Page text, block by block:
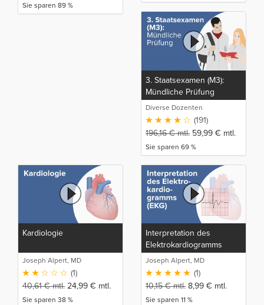
Sie sparen 89 %
3. Staatsexamen (M3):
Mündliche Prüfung
Diverse Dozenten
(191)
196,16€mtl. 59,99 € mtl.
Sie sparen 69 %
Kardiologie
Joseph Alpert, MD
(1)
40,61€mtl. 24,99 € mtl.
Sie sparen 38 %
Interpretation des
Elektrokardiogramms
(EKG)
Joseph Alpert, MD
(1)
10,15€mtl. 8,99 € mtl.
Sie sparen 11 %